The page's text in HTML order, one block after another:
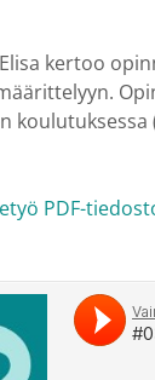
kertoo
koulutuksessa
PDF-